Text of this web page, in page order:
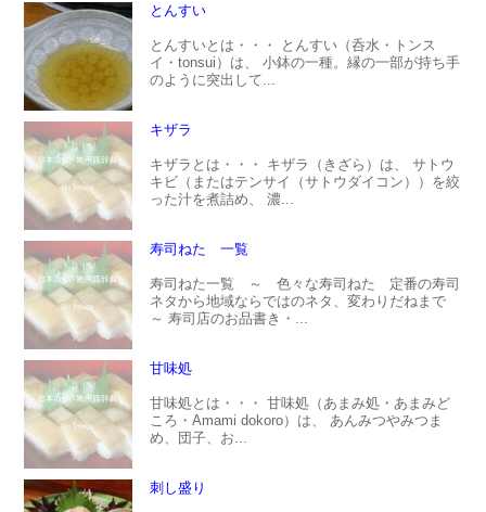
とんすい
とんすいとは・・・ とんすい（呑水・トンス
イ・tonsui）は、 小鉢の一種。縁の一部が持ち手
のように突出して...
キザラ
キザラとは・・・ キザラ（きざら）は、 サトウ
キビ（またはテンサイ（サトウダイコン））を絞
った汁を煮詰め、 濃...
寿司ねた 一覧
寿司ねた一覧 ～ 色々な寿司ねた 定番の寿司
ネタから地域ならではのネタ、変わりだねまで
～ 寿司店のお品書き・...
甘味処
甘味処とは・・・ 甘味処（あまみ処・あまみど
ころ・Amami dokoro）は、 あんみつやみつま
め、団子、お...
刺し盛り